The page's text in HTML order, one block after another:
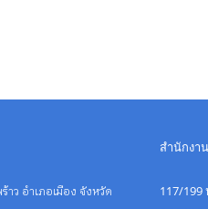
ว อำเภอเมือง จังหวัด
สำนักงา
117/